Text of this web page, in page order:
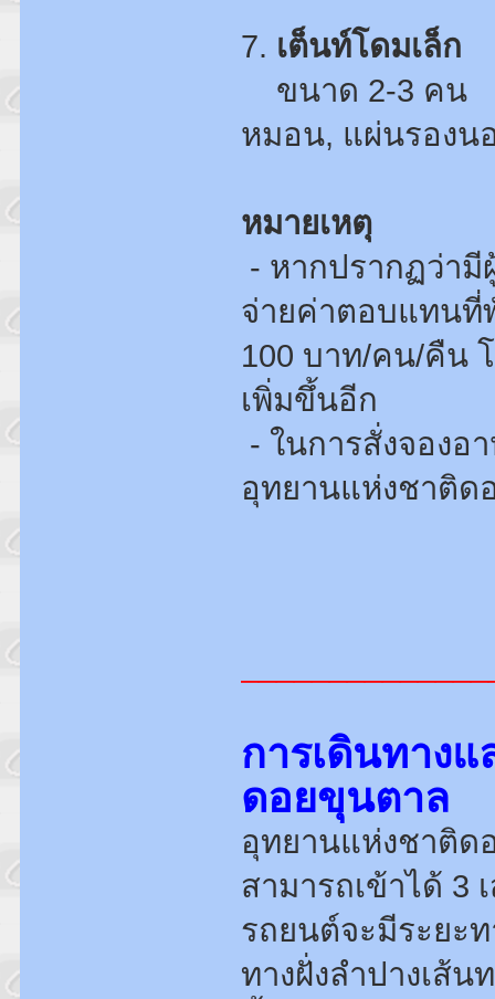
7. เต็นท์โดมเล็ก
ขนาด 2-3 คน
หมอน, แผ่นรองน
หมายเหตุ
- หากปรากฏว่า
จ่ายค่าตอบแทนที่
100 บาท/คน/คืน
เพิ่มขึ้นอีก
- ในการสั่งจองอ
อุทยานแห่งชาติด
การเดินทาง
ดอยขุนตาล
อุทยานแห่งชาติด
สามารถเข้าได้ 3
รถยนต์จะมีระยะ
ทางฝั่งลำปางเส้